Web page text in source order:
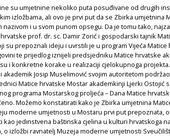
su umjetnine nekoliko puta posuđivane od drugih
izložbama, ali ovo je prvi put da se Zbirka umjetnina
nazivom i u svom punom opsegu. Da je tomu tako,
prof. dr. sc. Damir Zorić i gospodarski tajnik
su prepoznali ideju i uvrstili je u program Vijeća Matice
te prijedlog iznijeli predsjedniku Matice hrvatske
i konkretne korake u realizaciji cjelokupnoga
akademik Josip Muselimović svojim autoritetom
Matice hrvatske Mostar akademkinji Ljerki Ostojić
programa Mostarskog proljeća – Dana Matice
Možemo konstatirati kako je Zbirka umjetnina
moderne umjetnosti u Mostaru prvi put prepoznata,
kao jedinstvena baštinska cjelina u kulturi hrvatskoga
o izložbi ravnatelj Muzeja moderne umjetnosti